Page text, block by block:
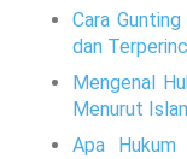
Cara
dan
Mengenal
Menurut
Apa